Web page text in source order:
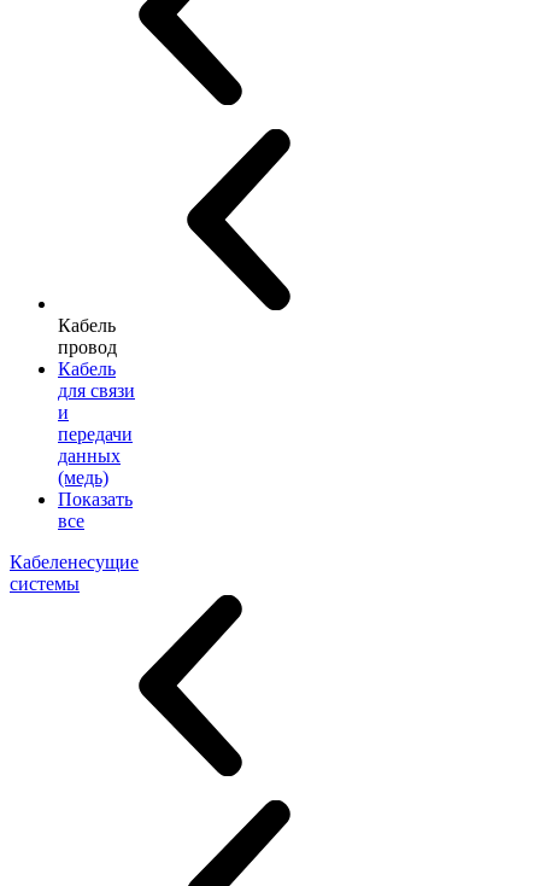
Кабель
провод
Кабель
для связи
и
передачи
данных
(медь)
Показать
все
Кабеленесущие
системы